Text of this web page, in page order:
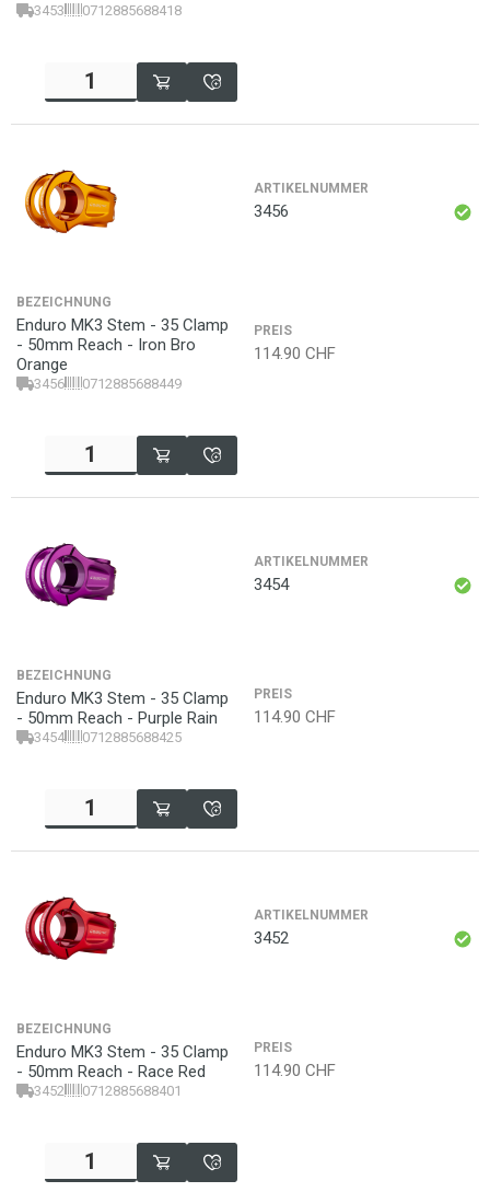
3453 0712885688418
ARTIKELNUMMER
3456
BEZEICHNUNG
Enduro MK3 Stem - 35 Clamp
- 50mm Reach - Iron Bro
Orange
3456 0712885688449
PREIS
114.90 CHF
ARTIKELNUMMER
3454
BEZEICHNUNG
Enduro MK3 Stem - 35 Clamp
- 50mm Reach - Purple Rain
3454 0712885688425
PREIS
114.90 CHF
ARTIKELNUMMER
3452
BEZEICHNUNG
Enduro MK3 Stem - 35 Clamp
- 50mm Reach - Race Red
3452 0712885688401
PREIS
114.90 CHF